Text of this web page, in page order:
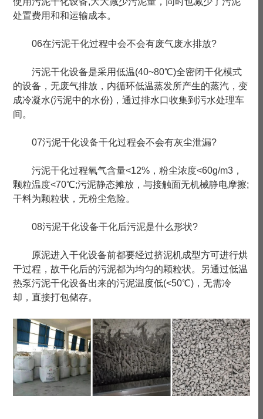
处置费用和和运输成本。
06在污泥干化过程中会不会有废气废水排放?
污泥干化设备是采用低温(40~80℃)全密闭干化模式
的设备，无废气排放，内循环低温蒸发所产生的蒸汽，变
成冷凝水(污泥中的水份)，通过排水口收集到污水处理车
间。
07污泥干化设备干化过程会不会有灰尘泄漏?
污泥干化过程氧气含量<12%，粉尘浓度<60g/m3，
颗粒温度<70℃;污泥静态摊放，与接触面无机械静电摩擦;
干料为颗粒状，无粉尘危险。
08污泥干化设备干化后污泥是什么形状?
原泥进入干化设备前都要经过挤泥机成型方可进行烘
干过程，故干化后的污泥都为均匀的颗粒状。另通过低温
热泵污泥干化设备出来的污泥温度低(<50℃)，无需冷
却，直接打包储存。